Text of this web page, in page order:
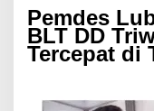
Pemdes
BLT DD
Tercepat di